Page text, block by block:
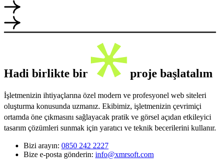
Hadi birlikte bir proje başlatalım
İşletmenizin ihtiyaçlarına özel modern ve profesyonel web siteleri
oluşturma konusunda uzmanız. Ekibimiz, işletmenizin çevrimiçi
ortamda öne çıkmasını sağlayacak pratik ve görsel açıdan etkileyici
tasarım çözümleri sunmak için yaratıcı ve teknik becerilerini kullanır.
Bizi arayın: 0850 242 2227
Bize e-posta gönderin: info@xmrsoft.com